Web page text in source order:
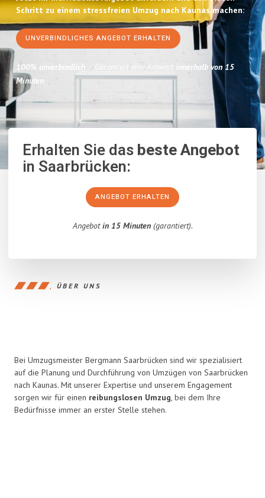
Schritt zu einem stressfreien Umzug nach Kaunas machen:
UNVERBINDLICHES ANGEBOT ERHALTEN
100% unverbindlich – Garantiert eine Antwort
innerhalb von 15
Minuten.
Erhalten Sie dasbeste Angebot
in Saarbrücken:
ANGEBOT ERHALTEN
Angebotin 15 Minuten(garantiert).
ÜBER UNS
Bei Umzugsmeister Bergmann Saarbrücken sind wir spezialisiert
auf die Planung und Durchführung von Umzügen von Saarbrücken
nach Kaunas. Mit unserer Expertise und unserem Engagement
sorgen wir für einen reibungslosen Umzug, bei dem Ihre
Bedürfnisse immer an erster Stelle stehen.